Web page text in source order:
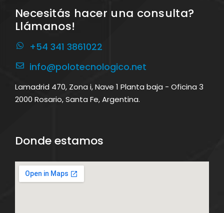
Necesitás hacer una consulta?
Llámanos!
+54 341 3861022
info@polotecnologico.net
Lamadrid 470, Zona i, Nave 1 Planta baja - Oficina 3
2000 Rosario, Santa Fe, Argentina.
Donde estamos